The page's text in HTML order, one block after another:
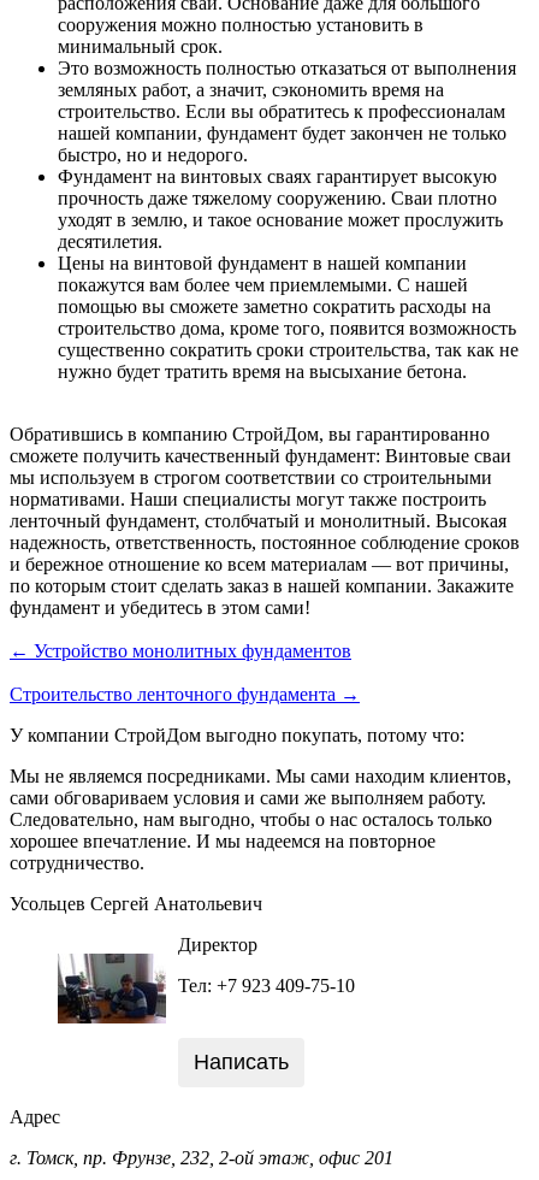
сооружения можно полностью установить в
минимальный срок.
Это возможность полностью отказаться от выполнения
земляных работ, а значит, сэкономить время на
строительство. Если вы обратитесь к профессионалам
нашей компании, фундамент будет закончен не только
быстро, но и недорого.
Фундамент на винтовых сваях гарантирует высокую
прочность даже тяжелому сооружению. Сваи плотно
уходят в землю, и такое основание может прослужить
десятилетия.
Цены на винтовой фундамент в нашей компании
покажутся вам более чем приемлемыми. С нашей
помощью вы сможете заметно сократить расходы на
строительство дома, кроме того, появится возможность
существенно сократить сроки строительства, так как не
нужно будет тратить время на высыхание бетона.
Обратившись в компанию СтройДом, вы гарантированно
сможете получить качественный фундамент: Винтовые сваи
мы используем в строгом соответствии со строительными
нормативами. Наши специалисты могут также построить
ленточный фундамент, столбчатый и монолитный. Высокая
надежность, ответственность, постоянное соблюдение сроков
и бережное отношение ко всем материалам — вот причины,
по которым стоит сделать заказ в нашей компании. Закажите
фундамент и убедитесь в этом сами!
← Устройство монолитных фундаментов
Строительство ленточного фундамента →
У компании СтройДом выгодно покупать, потому что:
Мы не являемся посредниками. Мы сами находим клиентов,
сами обговариваем условия и сами же выполняем работу.
Следовательно, нам выгодно, чтобы о нас осталось только
хорошее впечатление. И мы надеемся на повторное
сотрудничество.
Усольцев Сергей Анатольевич
Директор
Тел: +7 923 409-75-10
Написать
Адрес
г. Томск, пр. Фрунзе, 232, 2-ой этаж, офис 201